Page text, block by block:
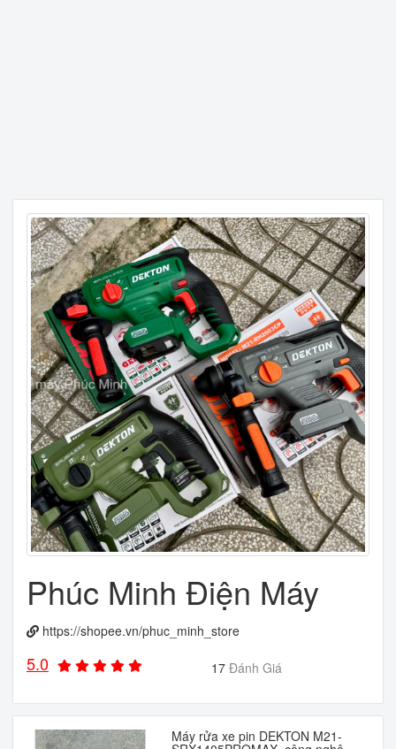
Phúc Minh Điện Máy
https://shopee.vn/phuc_minh_store
5.0 17 Đánh Giá
Máy rửa xe pin DEKTON M21-